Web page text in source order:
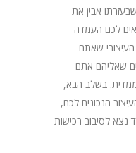
אבין את
לכם העמדה
שאתם
שאליהם אתם
בשלב הבא,
הנכונים לכם,
נצא לסיבוב רכישות